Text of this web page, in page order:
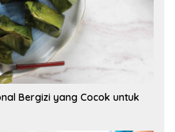
Bergizi yang Cocok untuk